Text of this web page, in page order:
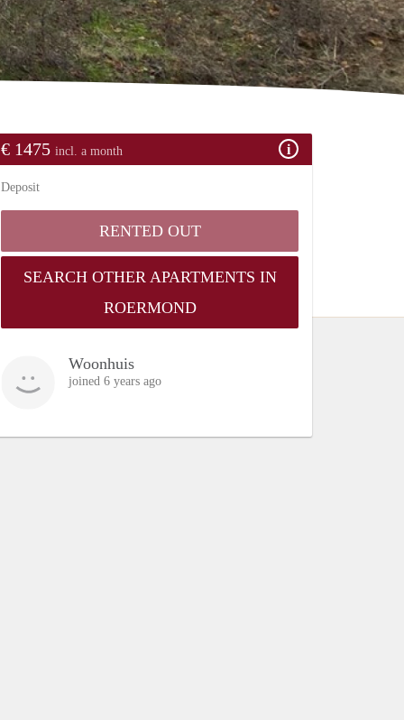
€ 1475 incl. a month
Deposit
RENTED OUT
SEARCH OTHER APARTMENTS IN
ROERMOND
Woonhuis
joined 6 years ago